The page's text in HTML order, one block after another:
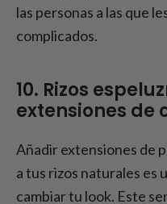
las personas a las que
complicados.
10. Rizos
extensiones de
Añadir extensiones de
a tus rizos naturales es
cambiar tu look. Este